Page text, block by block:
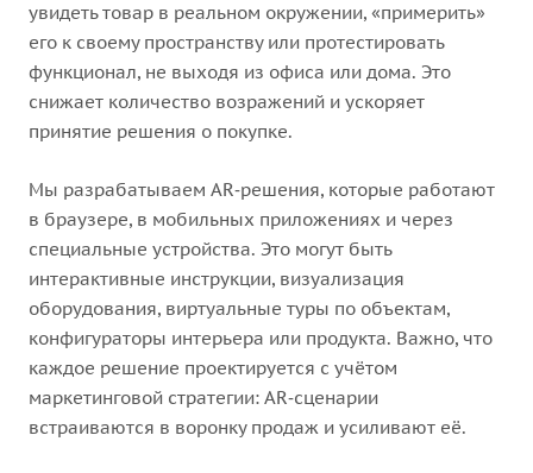
увидеть товар в реальном окружении, «примерить»
его к своему пространству или протестировать
функционал, не выходя из офиса или дома. Это
снижает количество возражений и ускоряет
принятие решения о покупке.
Мы разрабатываем AR‑решения, которые работают
в браузере, в мобильных приложениях и через
специальные устройства. Это могут быть
интерактивные инструкции, визуализация
оборудования, виртуальные туры по объектам,
конфигураторы интерьера или продукта. Важно, что
каждое решение проектируется с учётом
маркетинговой стратегии: AR‑сценарии
встраиваются в воронку продаж и усиливают её.